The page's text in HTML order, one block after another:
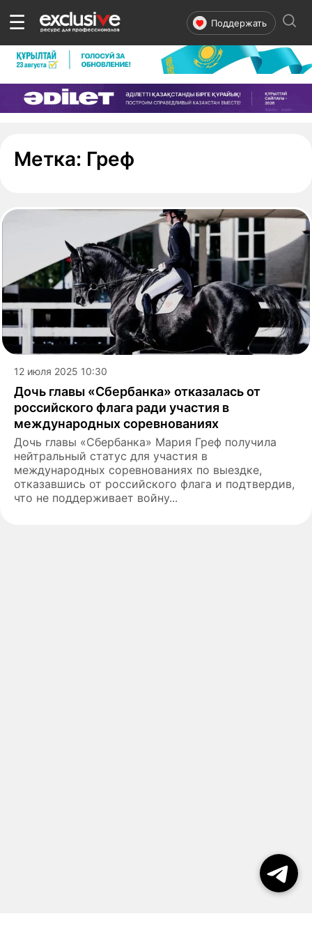
☰ Поддержать
Метка: Греф
12 июля 2025 10:30
Дочь главы «Сбербанка» отказалась от
российского флага ради участия в
международных соревнованиях
Дочь главы «Сбербанка» Мария Греф получила
нейтральный статус для участия в
международных соревнованиях по выездке,
отказавшись от российского флага и подтвердив,
что не поддерживает войну...